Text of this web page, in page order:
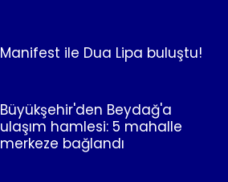
Manifest ile Dua Lipa buluştu!
Büyükşehir'den Beydağ'a
ulaşım hamlesi: 5 mahalle
merkeze bağlandı